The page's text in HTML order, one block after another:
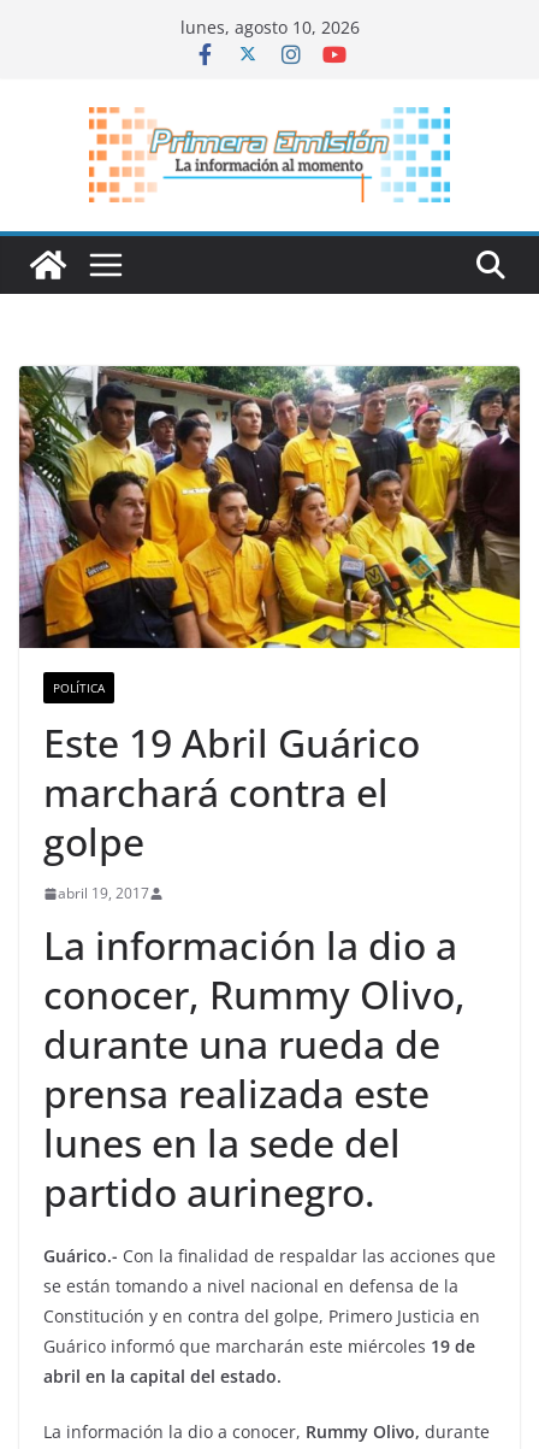
lunes, agosto 10, 2026
POLÍTICA
Este 19 Abril Guárico
marchará contra el
golpe
abril 19, 2017
La información la dio a
conocer, Rummy Olivo,
durante una rueda de
prensa realizada este
lunes en la sede del
partido aurinegro.
Guárico.- Con la finalidad de respaldar las acciones que
se están tomando a nivel nacional en defensa de la
Constitución y en contra del golpe, Primero Justicia en
Guárico informó que marcharán este miércoles 19 de
abril en la capital del estado.
La información la dio a conocer, Rummy Olivo, durante